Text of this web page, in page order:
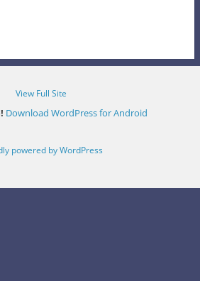
View Full Site
Download WordPress for Android
powered by WordPress